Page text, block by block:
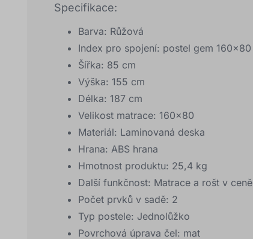
Specifikace:
Barva: Růžová
Index pro spojení: postel gem 160x80
Šířka: 85 cm
Výška: 155 cm
Délka: 187 cm
Velikost matrace: 160x80
Materiál: Laminovaná deska
Hrana: ABS hrana
Hmotnost produktu: 25,4 kg
Další funkčnost: Matrace a rošt v ceně
Počet prvků v sadě: 2
Typ postele: Jednolůžko
Povrchová úprava čel: mat